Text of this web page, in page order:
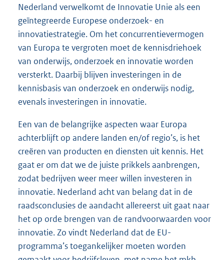
Nederland verwelkomt de Innovatie Unie als een
geïntegreerde Europese onderzoek- en
innovatiestrategie. Om het concurrentievermogen
van Europa te vergroten moet de kennisdriehoek
van onderwijs, onderzoek en innovatie worden
versterkt. Daarbij blijven investeringen in de
kennisbasis van onderzoek en onderwijs nodig,
evenals investeringen in innovatie.
Een van de belangrijke aspecten waar Europa
achterblijft op andere landen en/of regio’s, is het
creëren van producten en diensten uit kennis. Het
gaat er om dat we de juiste prikkels aanbrengen,
zodat bedrijven weer meer willen investeren in
innovatie. Nederland acht van belang dat in de
raadsconclusies de aandacht allereerst uit gaat naar
het op orde brengen van de randvoorwaarden voor
innovatie. Zo vindt Nederland dat de EU-
programma’s toegankelijker moeten worden